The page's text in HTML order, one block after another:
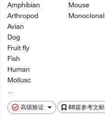
高级验证 88篇参考文献
Amphibian
Arthropod
Avian
Dog
Fruit fly
Fish
Human
Mollusc
...
Mouse
Monoclonal